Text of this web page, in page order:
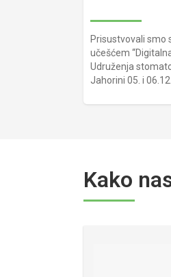
Prisustvovali smo
učešćem
Udruženja
Jahorini 05. i
Kako